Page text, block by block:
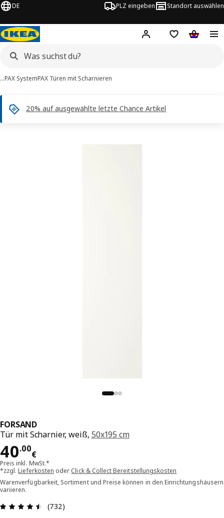
DE PLZ eingeben Standort auswählen
Hej! Hier einloggen
Merkzettel
…PAX SystemPAX Türen mit Scharnieren
20% auf ausgewählte letzte Chance Artikel
FORSAND
Tür mit Scharnier, weiß, 50x195 cm
40.00
€
Preis 40.00€
Preis inkl. MwSt.*
*zzgl.Lieferkosten oder Click & Collect Bereitstellungskosten
Warenverfügbarkeit, Sortiment und Preise können in den Einrichtungshäusern
variieren.
Bewertung: 4.5 von 5 Sterne Alle Bewertungen:
(732)